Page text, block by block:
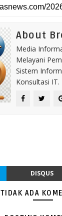
About
Media
Melayani
Sistem
Konsultasi
DISQUS
TIDAK ADA